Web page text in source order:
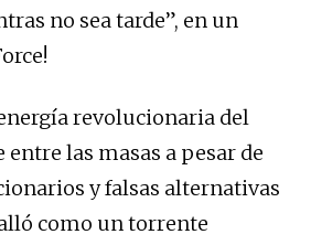
no sea tarde”, en un
revolucionaria del
las masas a pesar de
y falsas alternativas
como un torrente